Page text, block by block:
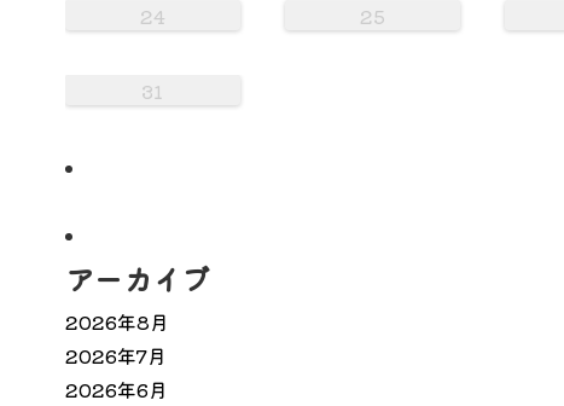
24 25
31
アーカイブ
2026年8月
2026年7月
2026年6月